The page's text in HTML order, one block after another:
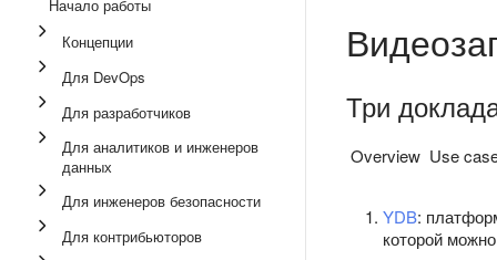
Начало работы
Концепции
Для DevOps
Для разработчиков
Для аналитиков и инженеров
данных
Для инженеров безопасности
Для контрибьюторов
Три
Overview Use
YDB:
которой